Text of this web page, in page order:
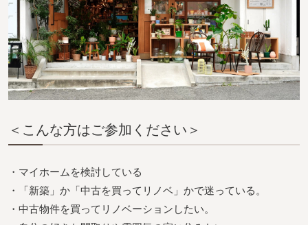
＜こんな方はご参加ください＞
・マイホームを検討している
・「新築」か「中古を買ってリノベ」かで迷っている。
・中古物件を買ってリノベーションしたい。